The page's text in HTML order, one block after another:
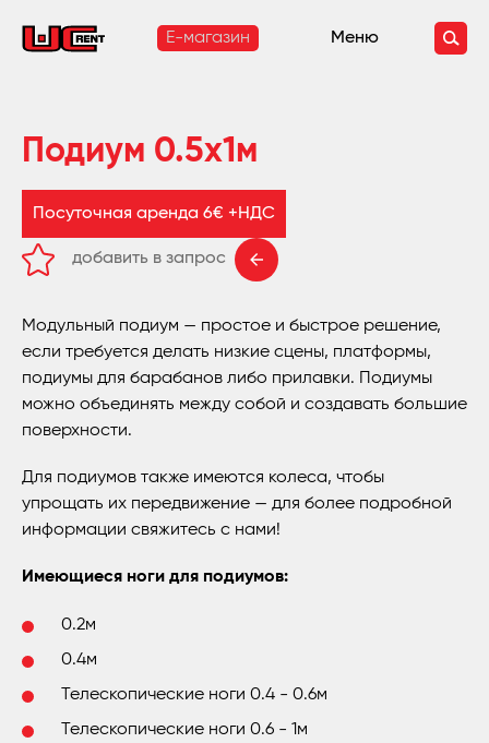
E-магазин Меню
Подиум 0.5x1м
Посуточная аренда 6€ +НДС
добавить в запрос
Модульный подиум — простое и быстрое решение,
если требуется делать низкие сцены, платформы,
подиумы для барабанов либо прилавки. Подиумы
можно объединять между собой и создавать большие
поверхности.
Для подиумов также имеются колеса, чтобы
упрощать их передвижение — для более подробной
информации свяжитесь с нами!
Имеющиеся ноги для подиумов:
0.2м
0.4м
Телескопические ноги 0.4 - 0.6м
Телескопические ноги 0.6 - 1м